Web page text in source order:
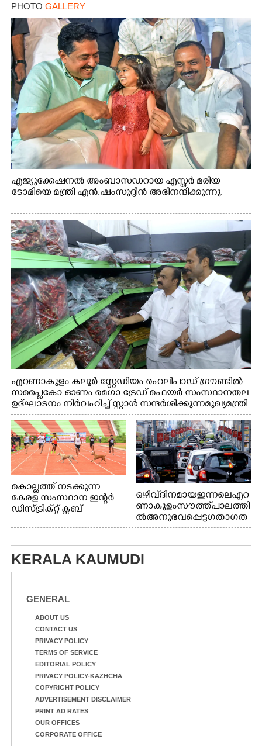
PHOTO GALLERY
എജ്യുക്കേഷനൽ അംബാസഡറായ എസ്തർ മരിയ
ടോമിയെ മന്ത്രി എൻ.ഷംസുദ്ദീൻ അഭിനന്ദിക്കുന്നു.
എറണാകുളം കലൂർ സ്റ്റേഡിയം ഹെലിപാഡ് ഗ്രൗണ്ടിൽ
സപ്ളൈകോ ഓണം മെഗാ ട്രേഡ് ഫെയർ സംസ്ഥാനതല
ഉദ്ഘാടനം നിർവഹിച്ച് സ്റ്റാൾ സന്ദർശിക്കുന്ന മുഖ്യമന്ത്രി
വി.ഡി. സതീശൻ. മന്ത്രി അനൂപ് ജേക്കബ് സമീപം
കൊല്ലത്ത് നടക്കുന്ന
കേരള സംസ്ഥാന ഇന്റർ
ഡിസ്ട്രിക്റ്റ് ക്ലബ്
ചാമ്പ്യൻഷിപ്പിൽ അണ്ടർ
20 ആൺകുട്ടികളുടെ 200
മീറ്റർ ഓട്ടം ഫൈനൽ
മത്സരത്തിനിടെ സിന്തറ്റിക്
ട്രാക്കിന് കുറുകെ ഓടുന്ന
ഒഴിവ് ദിനമായ ഇന്നലെ എറ
ണാകുളം സൗത്ത് പാലത്തി
ൽ അനുഭവപ്പെട്ട ഗതാഗത
ക്കുരുക്ക്
KERALA KAUMUDI
GENERAL
ABOUT US
CONTACT US
PRIVACY POLICY
TERMS OF SERVICE
EDITORIAL POLICY
PRIVACY POLICY-KAZHCHA
COPYRIGHT POLICY
ADVERTISEMENT DISCLAIMER
PRINT AD RATES
OUR OFFICES
CORPORATE OFFICE